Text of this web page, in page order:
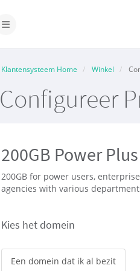
Navigatie in-/uitschakelen
Klantensysteem Home Winkel
Configureer
200GB Power Plus
200GB for power users,
agencies with various
Kies het domein
Een domein dat ik al bezit